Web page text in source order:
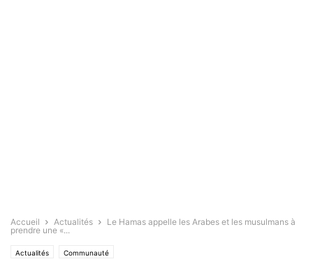
Accueil Actualités
Le Hamas appelle les Arabes et les musulmans à
prendre une «...
Actualités Communauté